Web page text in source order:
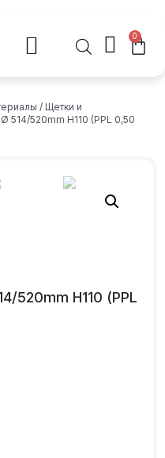
0
/ Щетки и
514/520mm H110 (PPL 0,50
520mm H110 (PPL